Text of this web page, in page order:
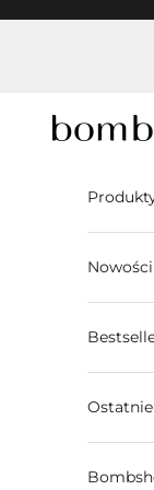
Bombshe
Nowości